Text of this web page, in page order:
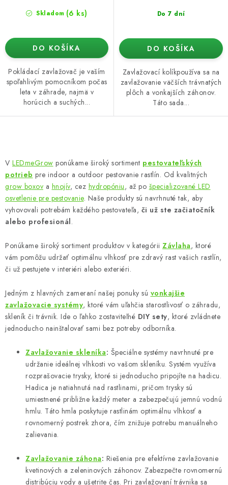
Skladom (6 ks)
DO KOŠÍKA
Pokládací zavlažovač je vaším
spoľahlivým pomocníkom počas
leta v záhrade, najmä v
horúcich a suchých...
Do 7 dní
DO KOŠÍKA
Zavlažovací kolíkpoužíva sa na
zavlažovanie väčších trávnatých
plôch a vonkajších záhonov.
Táto sada...
v
l
á
d
a
c
i
e
p
v
k
y
v
V LEDmeGrow ponúkame široký sortiment pestovateľských
potrieb pre indoor a outdoor pestovanie rastlín. Od kvalitných
grow boxov a hnojív, cez hydropóniu, až po špecializované LED
osvetlenie pre pestovanie. Naše produkty sú navrhnuté tak, aby
vyhovovali potrebám každého pestovateľa, či už ste začiatočník
alebo profesionál.
Ponúkame široký sortiment produktov v kategórii Závlaha, ktoré
vám pomôžu udržať optimálnu vlhkosť pre zdravý rast vašich rastlín,
či už pestujete v interiéri alebo exteriéri.
Jedným z hlavných zameraní našej ponuky sú vonkajšie
zavlažovacie systémy, ktoré vám uľahčia starostlivosť o záhradu,
skleník či trávnik. Ide o ľahko zostaviteľné DIY sety, ktoré zvládnete
jednoducho nainštalovať sami bez potreby odborníka.
Zavlažovanie skleníka: Špeciálne systémy navrhnuté pre
udržanie ideálnej vlhkosti vo vašom skleníku. Systém využíva
rozprašovacie trysky, ktoré si jednoducho pripojíte na hadicu.
Hadica je natiahnutá nad rastlinami, pričom trysky sú
umiestnené približne každý meter a zabezpečujú jemnú vodnú
hmlu. Táto hmla poskytuje rastlinám optimálnu vlhkosť a
rovnomerný postrek zhora, čím znižuje potrebu manuálneho
zalievania.
Zavlažovanie záhona: Riešenia pre efektívne zavlažovanie
kvetinových a zeleninových záhonov. Zabezpečte rovnomernú
distribúciu vody a ušetrite čas. Pri zavlažovaní trávnika sa